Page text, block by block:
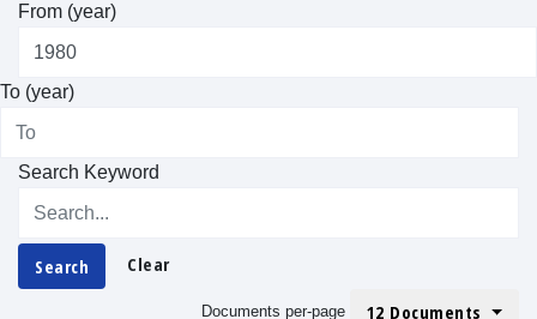
From (year)
To (year)
Search Keyword
Search Clear
Documents per-page 12 Documents